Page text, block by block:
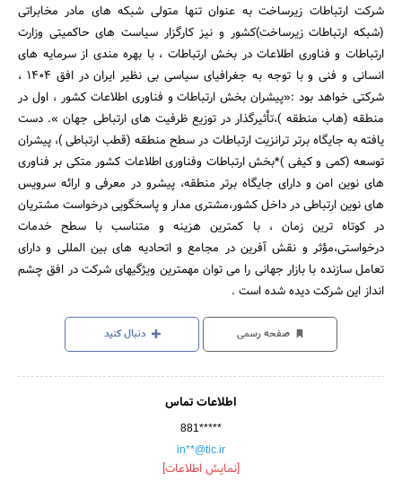
شرکت ارتباطات زیرساخت به عنوان تنها متولی شبکه های مادر مخابراتی
(شبکه ارتباطات زیرساخت)کشور و نیز کارگزار سیاست های حاکمیتی وزارت
ارتباطات و فناوری اطلاعات در بخش ارتباطات ، با بهره مندی از سرمایه های
انسانی و فنی و با توجه به جغرافیای سیاسی بی نظیر ایران در افق 1404 ،
شرکتی خواهد بود :«پیشران بخش ارتباطات و فناوری اطلاعات کشور ، اول در
منطقه (هاب منطقه )،تأثیرگذار در توزیع ظرفیت های ارتباطی جهان ». دست
یافته به جایگاه برتر ترانزیت ارتباطات در سطح منطقه (قطب ارتباطی )، پیشران
توسعه (کمی و کیفی )*بخش ارتباطات وفناوری اطلاعات کشور متکی بر فناوری
های نوین امن و دارای جایگاه برتر منطقه، پیشرو در معرفی و ارائه سرویس
های نوین ارتباطی در داخل کشور،مشتری مدار و پاسخگویی درخواست مشتریان
در کوتاه ترین زمان ، با کمترین هزینه و متناسب با سطح خدمات
درخواستی،مؤثر و نقش آفرین در مجامع و اتحادیه های بین المللی و دارای
تعامل سازنده با بازار جهانی را می توان مهمترین ویژگیهای شرکت در افق چشم
انداز این شرکت دیده شده است .
صفحه رسمی دنبال کنید
اطلاعات تماس
881*****
in**@tic.ir
[نمایش اطلاعات]